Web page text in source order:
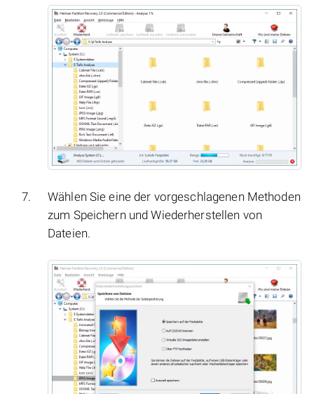
Wählen Sie eine der vorgeschlagenen Methoden
zum Speichern und Wiederherstellen von
Dateien.